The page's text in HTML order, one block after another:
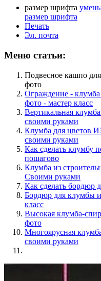
размер шрифта
размер шрифта
Печать
Эл. почта
Меню статьи:
Подвесное кашпо
фото
Ограждение -
фото - мастер класс
Вертикальная
своими руками
Клумба для
своими руками
Как сделать клумбу
пошагово
Клумба из
Своими руками
Как сделать бордюр
Бордюр для клумбы
класс
Высокая клумба-
фото
Многоярусная
своими руками